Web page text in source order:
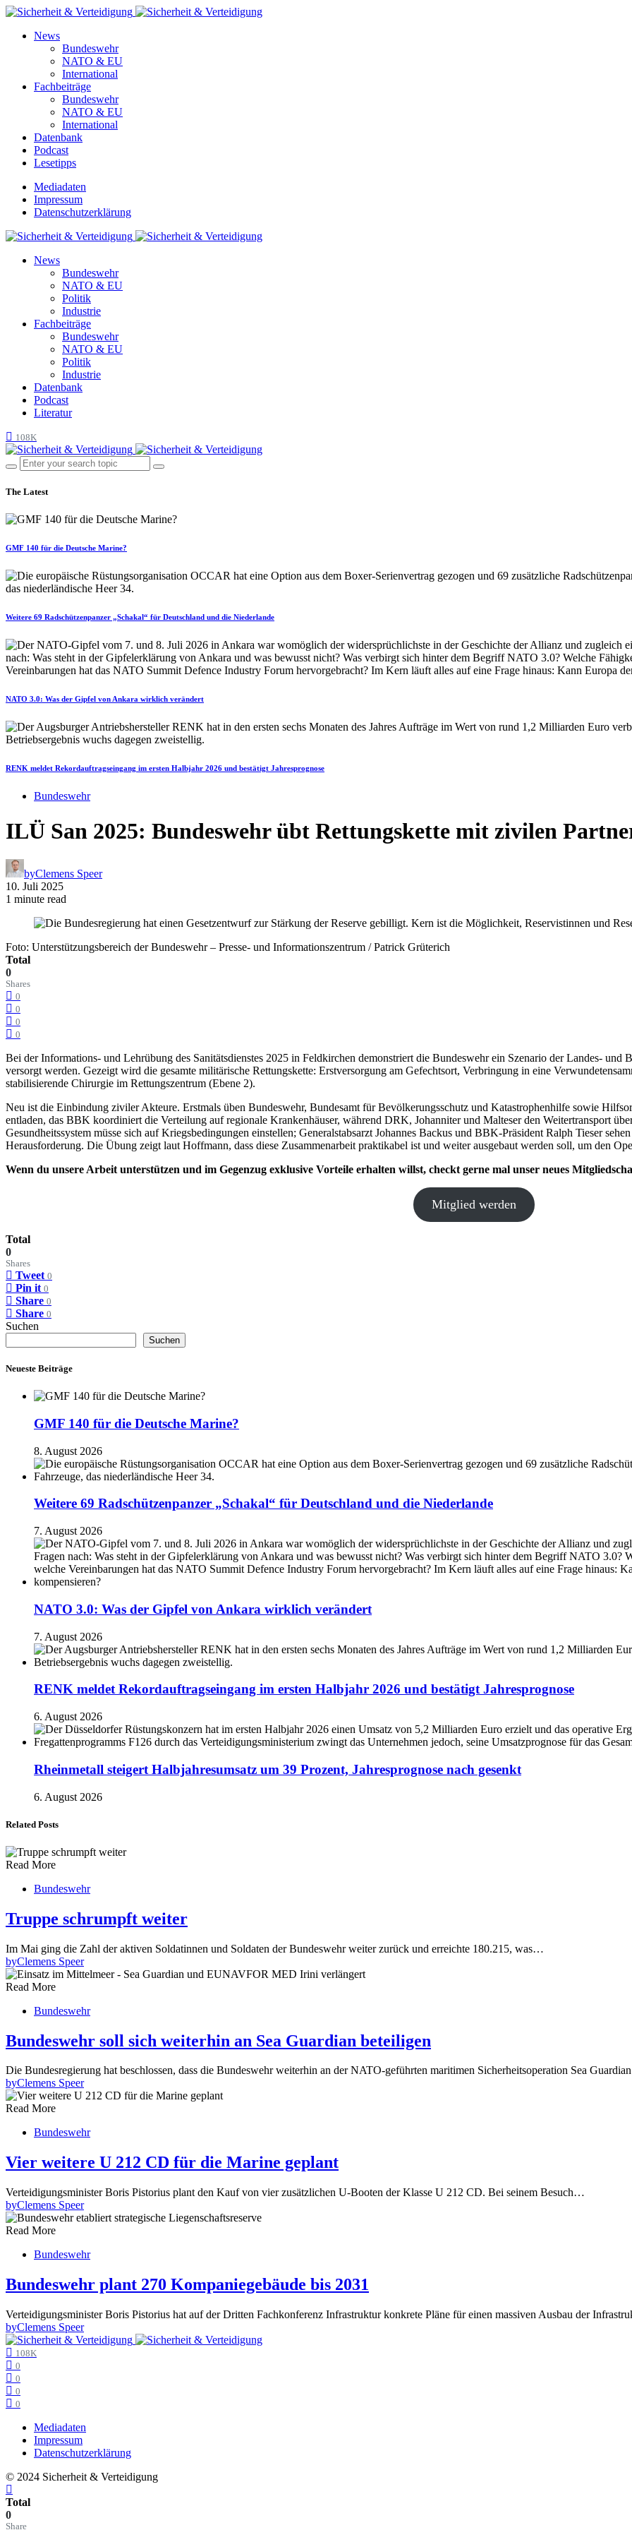
News
Bundeswehr
NATO & EU
International
Fachbeiträge
Bundeswehr
NATO & EU
International
Datenbank
Podcast
Lesetipps
Mediadaten
Impressum
Datenschutzerklärung
News
Bundeswehr
NATO & EU
Politik
Industrie
Fachbeiträge
Bundeswehr
NATO & EU
Politik
Industrie
Datenbank
Podcast
Literatur
108K
The Latest
GMF 140 für die Deutsche Marine?
Weitere 69 Radschützenpanzer „Schakal“ für Deutschland und die Niederlande
NATO 3.0: Was der Gipfel von Ankara wirklich verändert
RENK meldet Rekordauftragseingang im ersten Halbjahr 2026 und bestätigt Jahresprognose
Bundeswehr
ILÜ San 2025: Bundeswehr übt Rettungskette mit zivilen
byClemens Speer
10. Juli 2025
1 minute read
Foto: Unterstützungsbereich der Bundeswehr – Presse- und Informationszentrum / Patrick Grüterich
Total
0
Shares
0
0
0
0
Bei der Informations- und Lehrübung des Sanitätsdienstes 2025 in Feldkirchen demonstriert die Bundeswehr ein Szenario der Landes-
versorgt werden. Gezeigt wird die gesamte militärische Rettungskette: Erstversorgung am Gefechtsort, Verbringung in eine
stabilisierende Chirurgie im Rettungszentrum (Ebene 2).
Neu ist die Einbindung ziviler Akteure. Erstmals üben Bundeswehr, Bundesamt für Bevölkerungsschutz und Katastrophenhilfe sowie
entladen, das BBK koordiniert die Verteilung auf regionale Krankenhäuser, während DRK, Johanniter und Malteser den Weitertransport
Gesundheitssystem müsse sich auf Kriegsbedingungen einstellen; Generalstabsarzt Johannes Backus und BBK-Präsident Ralph Tieser
Herausforderung. Die Übung zeigt laut Hoffmann, dass diese Zusammenarbeit praktikabel ist und weiter ausgebaut werden soll, um den
Wenn du unsere Arbeit unterstützen und im Gegenzug exklusive Vorteile erhalten willst, checkt gerne mal unser neues
Mitglied werden
Total
0
Shares
Tweet 0
Pin it 0
Share 0
Share 0
Suchen
Suchen
Neueste Beiträge
GMF 140 für die Deutsche Marine?
8. August 2026
Weitere 69 Radschützenpanzer „Schakal“ für Deutschland und die Niederlande
7. August 2026
NATO 3.0: Was der Gipfel von Ankara wirklich verändert
7. August 2026
RENK meldet Rekordauftragseingang im ersten Halbjahr 2026 und bestätigt Jahresprognose
6. August 2026
Rheinmetall steigert Halbjahresumsatz um 39 Prozent, Jahresprognose nach gesenkt
6. August 2026
Related Posts
Read More
Bundeswehr
Truppe schrumpft weiter
Im Mai ging die Zahl der aktiven Soldatinnen und Soldaten der Bundeswehr weiter zurück und erreichte 180.215, was…
byClemens Speer
Read More
Bundeswehr
Bundeswehr soll sich weiterhin an Sea Guardian beteiligen
Die Bundesregierung hat beschlossen, dass die Bundeswehr weiterhin an der NATO-geführten maritimen Sicherheitsoperation Sea
byClemens Speer
Read More
Bundeswehr
Vier weitere U 212 CD für die Marine geplant
Verteidigungsminister Boris Pistorius plant den Kauf von vier zusätzlichen U-Booten der Klasse U 212 CD. Bei seinem Besuch…
byClemens Speer
Read More
Bundeswehr
Bundeswehr plant 270 Kompaniegebäude bis 2031
Verteidigungsminister Boris Pistorius hat auf der Dritten Fachkonferenz Infrastruktur konkrete Pläne für einen massiven Ausbau der
byClemens Speer
108K
0
0
0
0
Mediadaten
Impressum
Datenschutzerklärung
© 2024 Sicherheit & Verteidigung
Total
0
Share